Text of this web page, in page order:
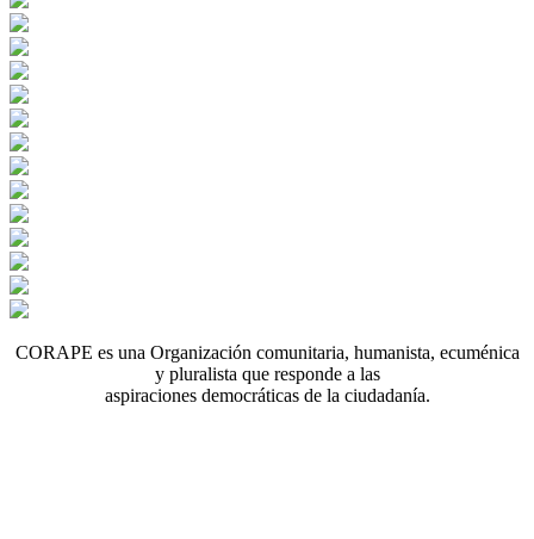
CORAPE es una Organización comunitaria, humanista, ecuménica
y pluralista que responde a las
aspiraciones democráticas de la ciudadanía.